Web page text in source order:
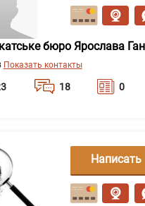
бюро Ярослава
Показать контакты
18 0
сообщение
Написать
сообщение